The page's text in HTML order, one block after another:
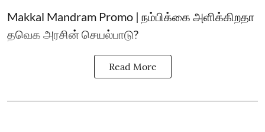
Makkal Mandram Promo | நம்பிக்கை அளிக்கிறதா
தவெக அரசின் செயல்பாடு?
Read More